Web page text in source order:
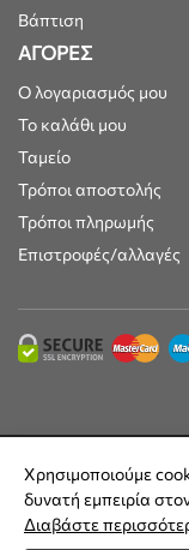
Βάπτιση
ΑΓΟΡΕΣ
Ο λογαριασμός μου
Το καλάθι μου
Ταμείο
Τρόποι αποστολής
Τρόποι πληρωμής
Επιστροφές/αλλαγές
Χρησιμοποιούμε
δυνατή εμπειρία
Διαβάστε